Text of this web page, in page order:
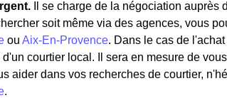
Il se charge de la négociation
soit même via des agences, vous
ou Aix-En-Provence. Dans le cas de
courtier local. Il sera en mesure de
aider dans vos recherches de courtier,
.